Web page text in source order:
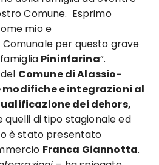
Comune. Esprimo
mio e
Comunale per questo grave
Pininfarina”.
del Comune di Alassio-
modifiche e integrazioni al
dei dehors,
di tipo stagionale ed
è stato presentato
Franca Giannotta.